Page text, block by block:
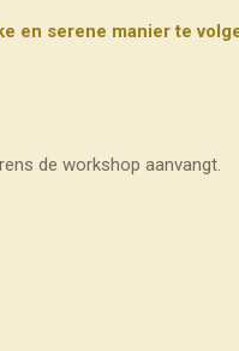
en serene manier te
de workshop aanvangt.